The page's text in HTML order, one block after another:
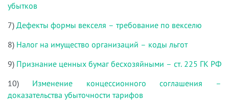
убытков
7) Дефекты формы векселя – требование по векселю
8) Налог на имущество организаций – коды льгот
9) Признание ценных бумаг бесхозяйными – ст. 225 ГК РФ
10) Изменение концессионного соглашения –
доказательства убыточности тарифов